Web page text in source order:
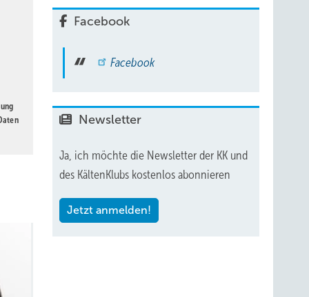
Facebook
Facebook
Newsletter
Ja, ich möchte die Newsletter der KK und
des KältenKlubs kostenlos abonnieren
Jetzt anmelden!